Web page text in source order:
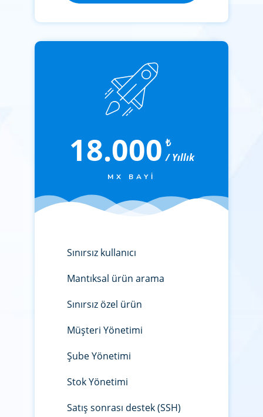
18.000 ₺
/ Yıllık
MX BAYI
Sınırsız kullanıcı
Mantıksal ürün arama
Sınırsız özel ürün
Müşteri Yönetimi
Şube Yönetimi
Stok Yönetimi
Satış sonrası destek (SSH)